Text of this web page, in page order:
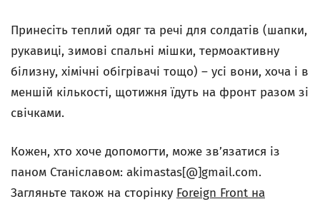
Принесіть теплий одяг та речі для солдатів (шапки,
рукавиці, зимові спальні мішки, термоактивну
білизну, хімічні обігрівачі тощо) – усі вони, хоча і в
меншій кількості, щотижня їдуть на фронт разом зі
свічками.
Кожен, хто хоче допомогти, може зв’язатися із
паном Станіславом: akimastas[@]gmail.com.
Загляньте також на сторінку Foreign Front на